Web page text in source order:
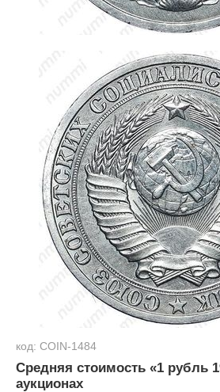
код: COIN-1484
Средняя стоимость «1 рубль
аукционах